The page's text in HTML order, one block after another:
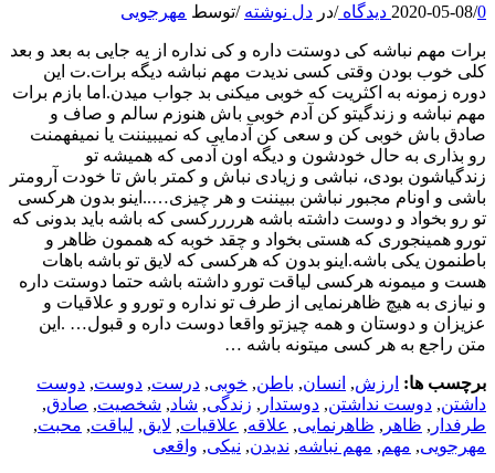
2020-05-08/0 دیدگاه /در دل نوشته /توسط مهرجویی
برات مهم نباشه کی دوستت داره و کی نداره از یه جایی به بعد و بعد
کلی خوب بودن وقتی کسی ندیدت مهم نباشه دیگه برات.ت این
دوره زمونه به اکثریت که خوبی میکنی بد جواب میدن.اما بازم برات
مهم نباشه و زندگیتو کن آدم خوبی باش هنوزم سالم و صاف و
صادق باش خوبی کن و سعی کن آدمایی که نمیبیننت یا نمیفهمنت
رو بذاری به حال خودشون و دیگه اون آدمی که همیشه تو
زندگیاشون بودی، نباشی و زیادی نباش و کمتر باش تا خودت آرومتر
باشی و اونام مجبور نباشن ببیننت و هر چیزی…..اینو بدون هرکسی
تو رو بخواد و دوست داشته باشه هررررکسی که باشه باید بدونی که
تورو همینجوری که هستی بخواد و چقد خوبه که هممون ظاهر و
باطنمون یکی باشه.اینو بدون که هرکسی که لایق تو باشه باهات
هست و میمونه هرکسی لیاقت تورو داشته باشه حتما دوستت داره
و نیازی به هیچ ظاهرنمایی از طرف تو نداره و تورو و علاقیات و
عزیزان و دوستان و همه چیزتو واقعا دوست داره و قبول… .این
متن راجع به هر کسی میتونه باشه …
برچسب ها: ارزش, انسان, باطن, خوبی, درست, دوست, دوست
داشتن, دوست نداشتن, دوستدار , زندگی, شاد, شخصیت, صادق,
طرفدار , ظاهر , ظاهرنمایی, علاقه, علاقیات, لایق, لیاقت, محبت,
مهرجویی, مهم, مهم نباشه, ندیدن, نیکی, واقعی